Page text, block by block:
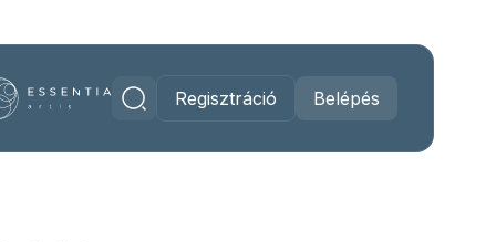
Regisztráció Belépés